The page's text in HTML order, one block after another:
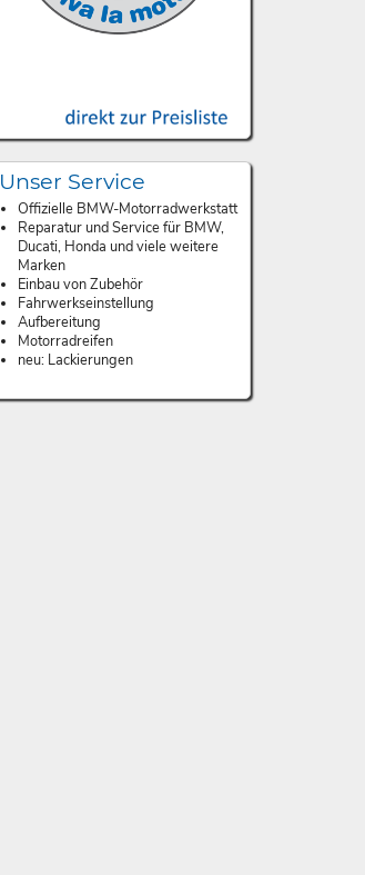
Unser Service
Offizielle BMW-Motorradwerkstatt
Reparatur und Service für BMW,
Ducati, Honda und viele weitere
Marken
Einbau von Zubehör
Fahrwerkseinstellung
Aufbereitung
Motorradreifen
neu: Lackierungen